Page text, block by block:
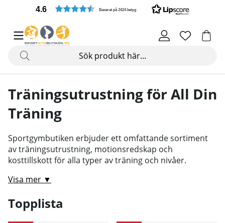
4.6 Baserat på 2424 betyg
Träningsutrustning för All Din
Träning
Sportgymbutiken erbjuder ett omfattande sortiment
av träningsutrustning, motionsredskap och
kosttillskott för alla typer av träning och nivåer.
Visa mer ▼
Topplista